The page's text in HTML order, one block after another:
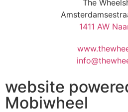
The
1411 AW
website
Mobiwheel